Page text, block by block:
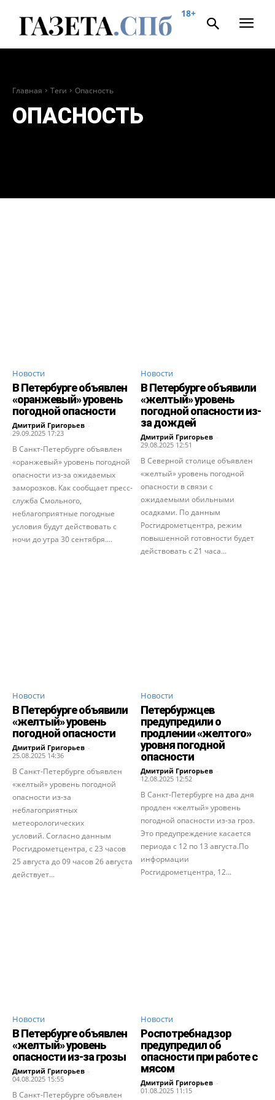
18+
Главная Теги Опасность
ОПАСНОСТЬ
Новости
В Петербурге объявлен
«оранжевый» уровень
погодной опасности
Дмитрий Григорьев -
29.09.2025 17:23
В Санкт-Петербурге объявлен
«оранжевый» уровень погодной
опасности из-за ожидаемых
заморозков. Как сообщает пресс-
служба Смольного,
неблагоприятные погодные
условия будут действовать с
ночи до утра 30 сентября....
Новости
В Петербурге объявили
«желтый» уровень
погодной опасности из-
за дождей
Дмитрий Григорьев -
29.08.2025 12:51
В Северной столице объявлен
«желтый» уровень погодной
опасности в связи с
ожидаемыми обильными
осадками. По данным
Росгидрометцентра, режим
повышенной готовности будет
действовать с 21 часа...
Новости
В Петербурге объявили
«желтый» уровень
погодной опасности
Дмитрий Григорьев -
25.08.2025 14:36
В Санкт-Петербурге объявлен
«желтый» уровень погодной
опасности из-за
неблагоприятных
метеорологических
условий. Согласно данным
Росгидрометцентра, с 23 часов
25 августа до 09 часов 26 августа
действует...
Новости
Петербуржцев
предупредили о
продлении «желтого»
уровня погодной
опасности
Дмитрий Григорьев -
12.08.2025 12:52
В Санкт-Петербурге на два дня
продлен «желтый» уровень
погодной опасности из-за гроз.
Это предупреждение касается
периода с 12 по 13 августа.По
информации
Росгидрометцентра, 12...
Новости
В Петербурге объявлен
«желтый» уровень
опасности из-за грозы
Дмитрий Григорьев -
04.08.2025 15:55
В Санкт-Петербурге объявлен
Новости
Роспотребнадзор
предупредил об
опасности при работе с
мясом
Дмитрий Григорьев -
01.08.2025 11:15